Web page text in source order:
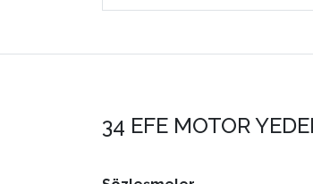
34 EFE MOTOR